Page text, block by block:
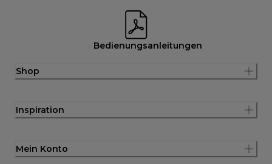
Bedienungsanleitungen
Shop
Inspiration
Mein Konto